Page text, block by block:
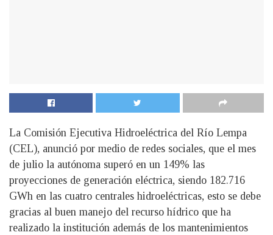
La Comisión Ejecutiva Hidroeléctrica del Río Lempa
(CEL), anunció por medio de redes sociales, que el mes
de julio la autónoma superó en un 149% las
proyecciones de generación eléctrica, siendo 182.716
GWh en las cuatro centrales hidroeléctricas, esto se debe
gracias al buen manejo del recurso hídrico que ha
realizado la institución además de los mantenimientos